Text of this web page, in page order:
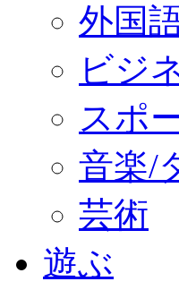
外国
ビジ
スポ
音楽/
芸術
遊ぶ